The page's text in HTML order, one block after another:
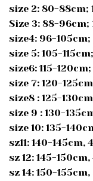
size 2: 80-88cm;
Size 3: 88-96cm;
size4: 96-
size 5: 105-
size6: 115-
size 7: 120-
size8 : 125-
size 9 : 130-
size 10: 135-
sz11: 140-
sz 12: 145-
sz 14: 150-